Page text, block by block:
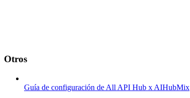
Otros
Guía de configuración de All API Hub x AIHubMix